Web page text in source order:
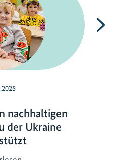
nachhaltigen
der Ukraine